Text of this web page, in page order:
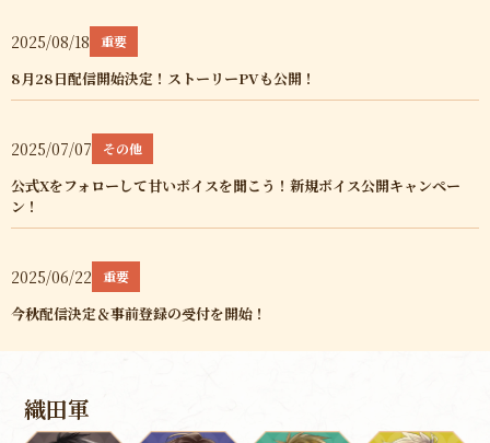
2025/08/18 重要
8月28日配信開始決定！ストーリーPVも公開！
2025/07/07 その他
公式Xをフォローして甘いボイスを聞こう！新規ボイス公開キャンペー
ン！
2025/06/22 重要
今秋配信決定＆事前登録の受付を開始！
織田軍